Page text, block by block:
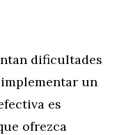
dificultades
un
es
ofrezca